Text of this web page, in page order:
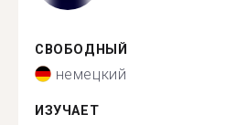
СВОБОДНЫЙ
немецкий
ИЗУЧАЕТ